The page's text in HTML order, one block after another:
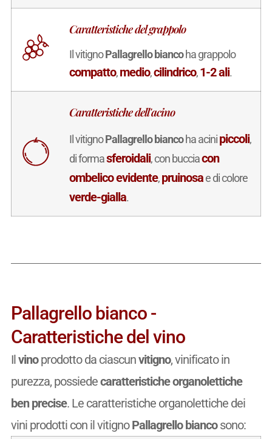
Caratteristiche del grappolo
Il vitignoPallagrello biancoha grappolo
compatto,medio,cilindrico,1-2 ali.
Caratteristiche dell'acino
Il vitignoPallagrello biancoha acinipiccoli,
di formasferoidali, con bucciacon
ombelico evidente,pruinosae di colore
verde-gialla.
Pallagrello bianco -
Caratteristiche del vino
Ilvinoprodotto da ciascunvitigno, vinificato in
purezza, possiedecaratteristiche organolettiche
ben precise. Le caratteristiche organolettiche dei
vini prodotti con il vitignoPallagrello biancosono: